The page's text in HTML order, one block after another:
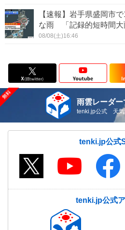
【速報】岩手県盛岡市
な雨 「記録的短時間大
08/08(土)16:46
雨雲レーダー
tenki.jp公式 天気
tenki.jp公式
tenki.jp公式